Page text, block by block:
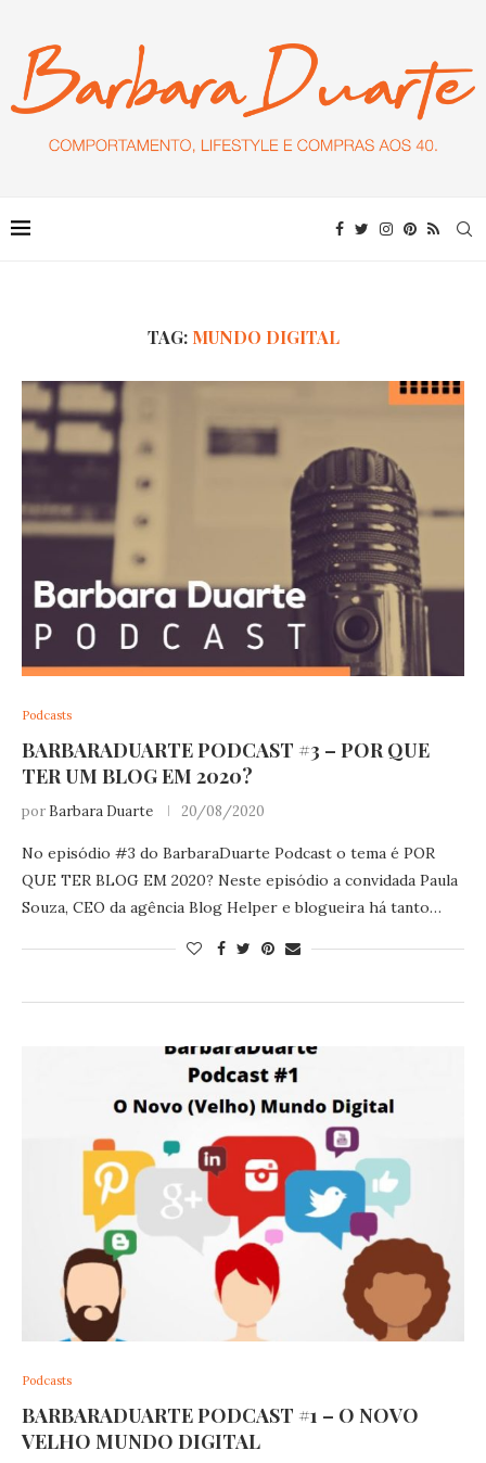
TAG: MUNDO DIGITAL
Podcasts
BARBARADUARTE PODCAST #3 – POR QUE
TER UM BLOG EM 2020?
por Barbara Duarte 20/08/2020
No episódio #3 do BarbaraDuarte Podcast o tema é POR
QUE TER BLOG EM 2020? Neste episódio a convidada Paula
Souza, CEO da agência Blog Helper e blogueira há tanto…
Podcasts
BARBARADUARTE PODCAST #1 – O NOVO
VELHO MUNDO DIGITAL